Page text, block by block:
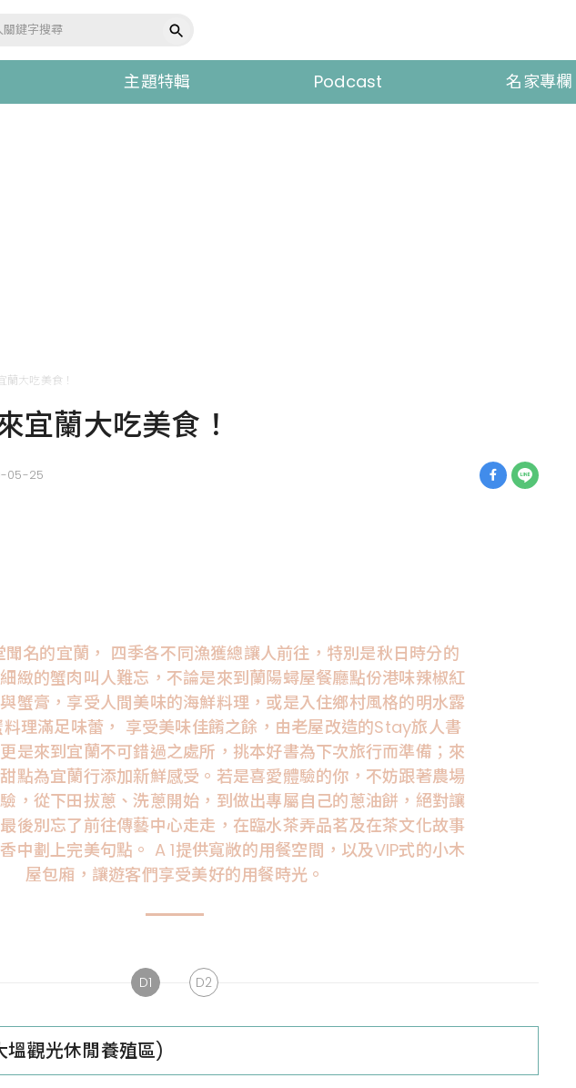
主題特輯 Podcast 名家專欄
蘭大吃美食！
宜蘭大吃美食！
05-25
聞名的宜蘭， 四季各不同漁獲總讓人前往，特別是秋日時分的
緻的蟹肉叫人難忘，不論是來到蘭陽蟳屋餐廳點份港味辣椒紅
蟹膏，享受人間美味的海鮮料理，或是入住鄉村風格的明水露
理滿足味蕾， 享受美味佳餚之餘，由老屋改造的Stay旅人書
是來到宜蘭不可錯過之處所，挑本好書為下次旅行而準備；來
點為宜蘭行添加新鮮感受。若是喜愛體驗的你，不妨跟著農場
，從下田拔蔥、洗蔥開始，到做出專屬自己的蔥油餅，絕對讓
後別忘了前往傳藝中心走走，在臨水茶弄品茗及在茶文化故事
中劃上完美句點。 A 1提供寬敞的用餐空間，以及VIP式的小木
屋包廂，讓遊客們享受美好的用餐時光。
D1 D2
塭觀光休閒養殖區)